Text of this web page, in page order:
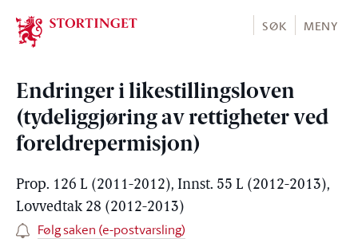
Stortinget.no
SØK MENY
Endringer i likestillingsloven
(tydeliggjøring av rettigheter ved
foreldrepermisjon)
Prop. 126 L (2011-2012), Innst. 55 L (2012-2013),
Lovvedtak 28 (2012-2013)
Følg saken (e-postvarsling)